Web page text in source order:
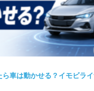
ら車は動かせる？イモビラ